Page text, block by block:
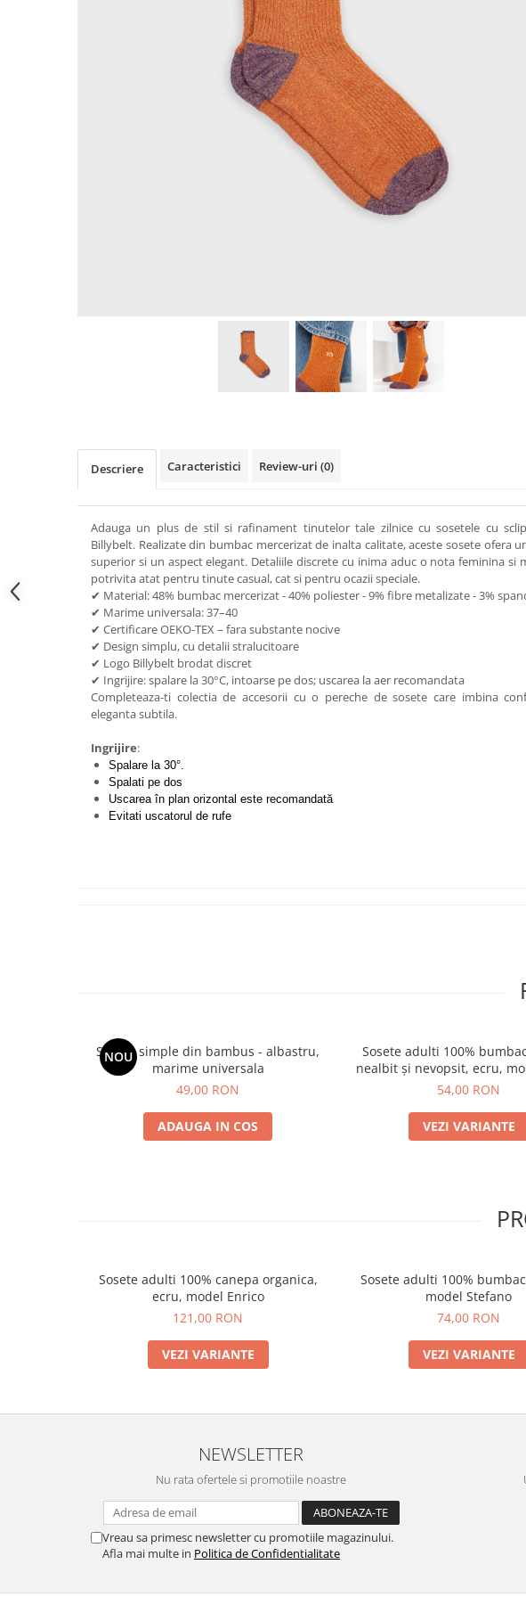
Descriere Caracteristici Review-uri (0)
Adauga un plus de stil si rafinament tinutelor tale zilnice cu sosetele cu
Billybelt. Realizate din bumbac mercerizat de inalta calitate, aceste sosete ofera
superior si un aspect elegant. Detaliile discrete cu inima aduc o nota feminina si
potrivita atat pentru tinute casual, cat si pentru ocazii speciale.
✔ Material: 48% bumbac mercerizat - 40% poliester - 9% fibre metalizate - 3%
✔ Marime universala: 37–40
✔ Certificare OEKO-TEX – fara substante nocive
✔ Design simplu, cu detalii stralucitoare
✔ Logo Billybelt brodat discret
✔ Ingrijire: spalare la 30°C, intoarse pe dos; uscarea la aer recomandata
Completeaza-ti colectia de accesorii cu o pereche de sosete care imbina
eleganta subtila.
Ingrijire:
Spalare la 30°.
Spalati pe dos
Uscarea în plan orizontal este recomandată
Evitati uscatorul de rufe
NOU
Sosete simple din bambus - albastru,
marime universala
49,00 RON
ADAUGA IN COS
Sosete adulti 100%
nealbit și nevopsit, ecru,
54,00 RON
VEZI VARIANTE
Sosete adulti 100% canepa organica,
ecru, model Enrico
121,00 RON
VEZI VARIANTE
Sosete adulti 100%
model Stefano
74,00 RON
VEZI VARIANTE
NEWSLETTER
Nu rata ofertele si promotiile noastre
Vreau sa primesc newsletter cu promotiile magazinului.
Afla mai multe in Politica de Confidentialitate